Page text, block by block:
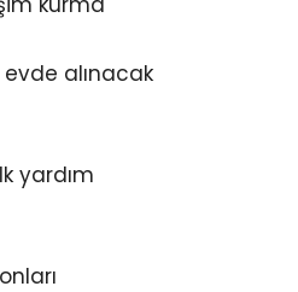
alınacak
yardım